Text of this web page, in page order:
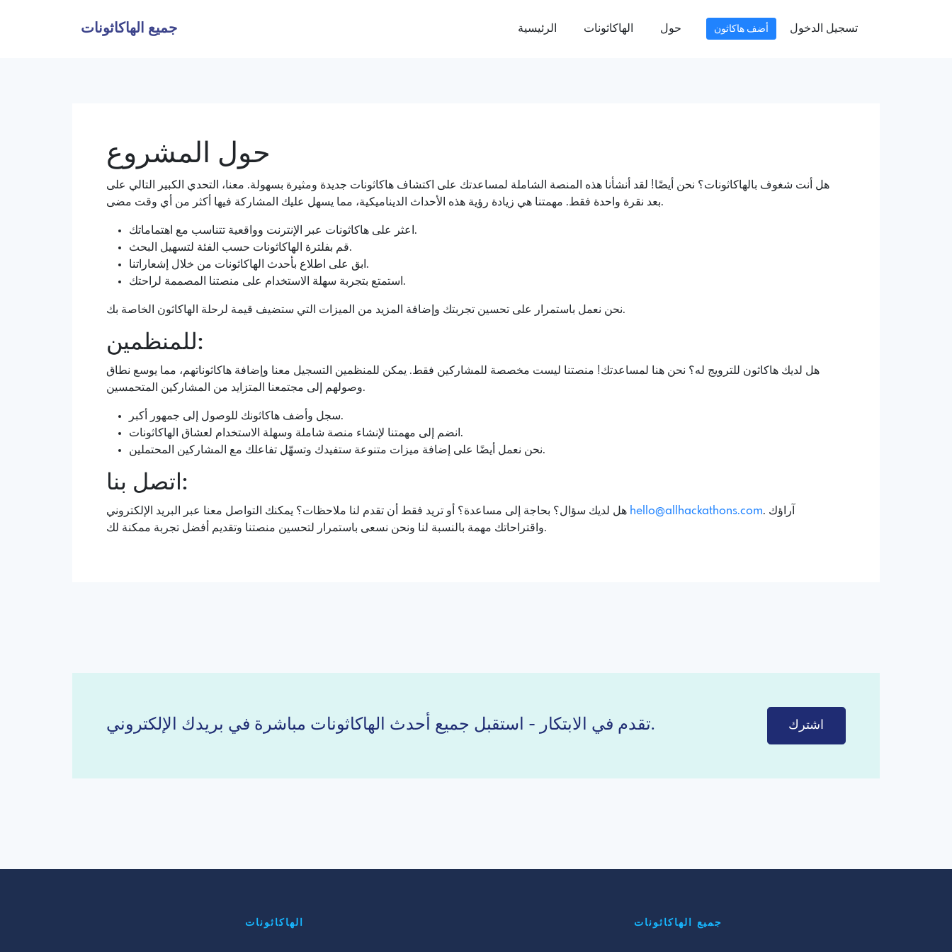
جميع الهاكاثونات الرئيسية الهاكاثونات حول أضف هاكاثون تسجيل الدخول
حول المشروع
هل أنت شغوف بالهاكاثونات؟ نحن أيضًا! لقد أنشأنا هذه المنصة الشاملة لمساعدتك على اكتشاف هاكاثونات جديدة ومثيرة بسهولة. معنا، التحدي الكبير التالي على
بعد نقرة واحدة فقط. مهمتنا هي زيادة رؤية هذه الأحداث الديناميكية، مما يسهل عليك المشاركة فيها أكثر من أي وقت مضى.
اعثر على هاكاثونات عبر الإنترنت وواقعية تتناسب مع اهتماماتك.
قم بفلترة الهاكاثونات حسب الفئة لتسهيل البحث.
ابق على اطلاع بأحدث الهاكاثونات من خلال إشعاراتنا.
استمتع بتجربة سهلة الاستخدام على منصتنا المصممة لراحتك.
نحن نعمل باستمرار على تحسين تجربتك وإضافة المزيد من الميزات التي ستضيف قيمة لرحلة الهاكاثون الخاصة بك.
للمنظمين:
هل لديك هاكاثون للترويج له؟ نحن هنا لمساعدتك! منصتنا ليست مخصصة للمشاركين فقط. يمكن للمنظمين التسجيل معنا وإضافة هاكاثوناتهم، مما يوسع نطاق
وصولهم إلى مجتمعنا المتزايد من المشاركين المتحمسين.
سجل وأضف هاكاثونك للوصول إلى جمهور أكبر.
انضم إلى مهمتنا لإنشاء منصة شاملة وسهلة الاستخدام لعشاق الهاكاثونات.
نحن نعمل أيضًا على إضافة ميزات متنوعة ستفيدك وتسهّل تفاعلك مع المشاركين المحتملين.
اتصل بنا:
hello@allhackathons.com. آراؤك
واقتراحاتك مهمة بالنسبة لنا ونحن نسعى باستمرار لتحسين منصتنا وتقديم أفضل تجربة ممكنة لك.
تقدم في الابتكار - استقبل جميع أحدث الهاكاثونات مباشرة في بريدك الإلكتروني. اشترك
الهاكاثونات جميع الهاكاثونات